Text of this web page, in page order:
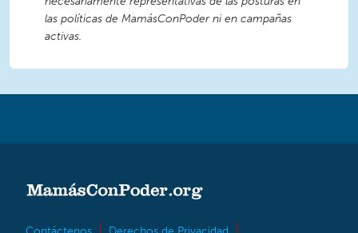
las políticas de MamásConPoder ni en campañas
activas.